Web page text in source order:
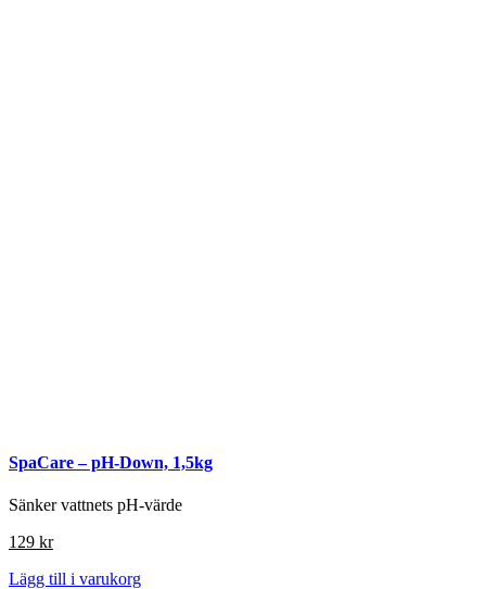
SpaCare – pH-Down, 1,5kg
Sänker vattnets pH-värde
129 kr
Lägg till i varukorg